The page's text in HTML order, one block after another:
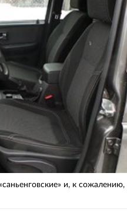
и, к сожалению,